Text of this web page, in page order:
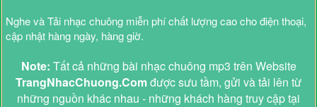
Nghe và Tải nhạc chuông miễn phí chất lượng cao cho điện thoại,
cập nhật hàng ngày, hàng giờ.
Note: Tất cả những bài nhạc chuông mp3 trên Website
TrangNhacChuong.Comđược sưu tầm, gửi và tải lên từ
những nguồn khác nhau - những khách hàng truy cập tại